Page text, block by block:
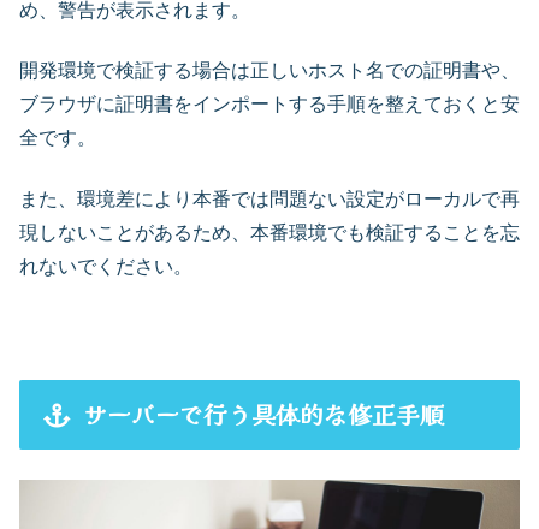
め、警告が表示されます。
開発環境で検証する場合は正しいホスト名での証明書や、
ブラウザに証明書をインポートする手順を整えておくと安
全です。
また、環境差により本番では問題ない設定がローカルで再
現しないことがあるため、本番環境でも検証することを忘
れないでください。
サーバーで行う具体的な修正手順